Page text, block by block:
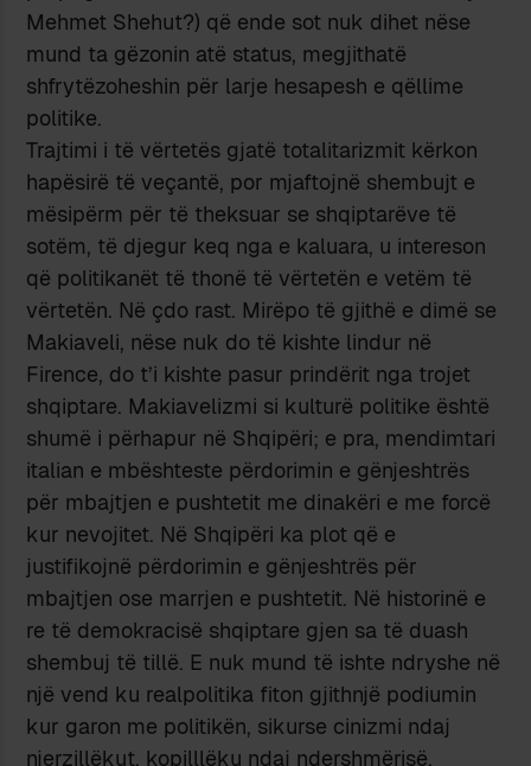
Mehmet Shehut?) që ende sot nuk dihet nëse
mund ta gëzonin atë status, megjithatë
shfrytëzoheshin për larje hesapesh e qëllime
politike.
Trajtimi i të vërtetës gjatë totalitarizmit kërkon
hapësirë të veçantë, por mjaftojnë shembujt e
mësipërm për të theksuar se shqiptarëve të
sotëm, të djegur keq nga e kaluara, u intereson
që politikanët të thonë të vërtetën e vetëm të
vërtetën. Në çdo rast. Mirëpo të gjithë e dimë se
Makiaveli, nëse nuk do të kishte lindur në
Firence, do t’i kishte pasur prindërit nga trojet
shqiptare. Makiavelizmi si kulturë politike është
shumë i përhapur në Shqipëri; e pra, mendimtari
italian e mbështeste përdorimin e gënjeshtrës
për mbajtjen e pushtetit me dinakëri e me forcë
kur nevojitet. Në Shqipëri ka plot që e
justifikojnë përdorimin e gënjeshtrës për
mbajtjen ose marrjen e pushtetit. Në historinë e
re të demokracisë shqiptare gjen sa të duash
shembuj të tillë. E nuk mund të ishte ndryshe në
një vend ku realpolitika fiton gjithnjë podiumin
kur garon me politikën, sikurse cinizmi ndaj
njerzillëkut, kopilllëku ndaj ndershmërisë.